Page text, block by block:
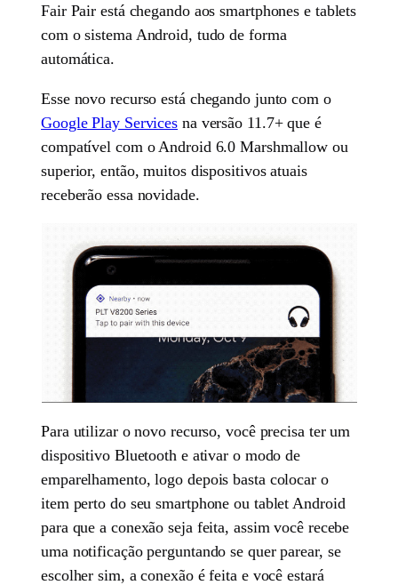
Fair Pair está chegando aos smartphones e tablets
com o sistema Android, tudo de forma
automática.
Esse novo recurso está chegando junto com o
Google Play Services na versão 11.7+ que é
compatível com o Android 6.0 Marshmallow ou
superior, então, muitos dispositivos atuais
receberão essa novidade.
Para utilizar o novo recurso, você precisa ter um
dispositivo Bluetooth e ativar o modo de
emparelhamento, logo depois basta colocar o
item perto do seu smartphone ou tablet Android
para que a conexão seja feita, assim você recebe
uma notificação perguntando se quer parear, se
escolher sim, a conexão é feita e você estará